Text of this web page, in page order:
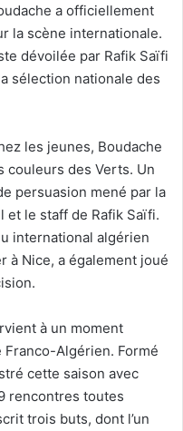
a officiellement
la scène internationale.
dévoilée par Rafik Saïfi
sélection nationale des
les jeunes, Boudache
couleurs des Verts. Un
persuasion mené par la
et le staff de Rafik Saïfi.
international algérien
à Nice, a également joué
à un moment
Algérien. Formé
cette saison avec
rencontres toutes
trois buts, dont l’un